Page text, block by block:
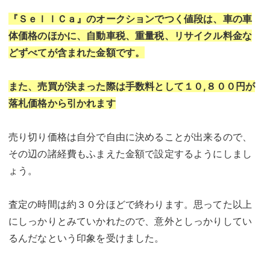
『ＳｅｌｌＣａ』のオークションでつく値段は、車の車
体価格のほかに、自動車税、重量税、リサイクル料金な
どずべてが含まれた金額です。
また、売買が決まった際は手数料として１０,８００円が
落札価格から引かれます
売り切り価格は自分で自由に決めることが出来るので、
その辺の諸経費もふまえた金額で設定するようにしまし
ょう。
査定の時間は約３０分ほどで終わります。思ってた以上
にしっかりとみていかれたので、意外としっかりしてい
るんだなという印象を受けました。